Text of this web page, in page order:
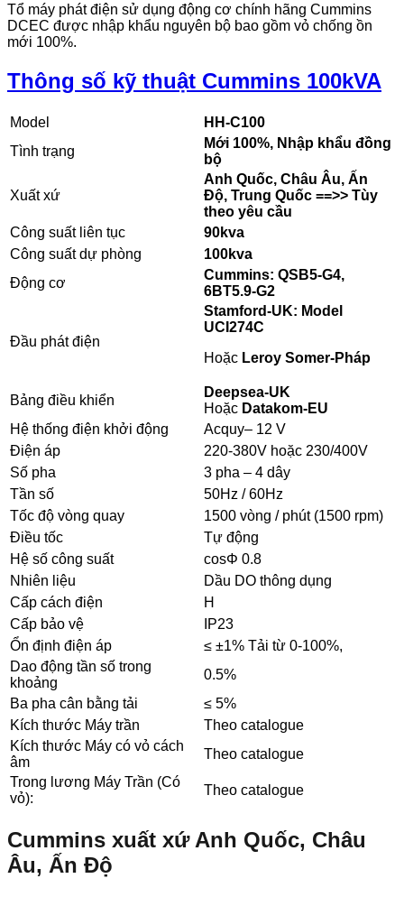
Tổ máy phát điện sử dụng động cơ chính hãng Cummins
DCEC được nhập khẩu nguyên bộ bao gồm vỏ chống ồn
mới 100%.
Thông số kỹ thuật Cummins 100kVA
Model
HH-C100
Tình trạng
Mới 100%, Nhập khẩu đồng
bộ
Xuất xứ
Anh Quốc, Châu Âu, Ấn
Độ, Trung Quốc ==>> Tùy
theo yêu cầu
Công suất liên tục
90kva
Công suất dự phòng
100kva
Động cơ
Cummins: QSB5-G4,
6BT5.9-G2
Đầu phát điện
Stamford-UK: Model
UCI274C
Hoặc Leroy Somer-Pháp
Bảng điều khiển
Deepsea-UK
Hoặc Datakom-EU
Hệ thống điện khởi động
Acquy– 12 V
Điện áp
220-380V hoặc 230/400V
Số pha
3 pha – 4 dây
Tần số
50Hz / 60Hz
Tốc độ vòng quay
1500 vòng / phút (1500 rpm)
Điều tốc
Tự động
Hệ số công suất
cosΦ 0.8
Nhiên liệu
Dầu DO thông dụng
Cấp cách điện
H
Cấp bảo vệ
IP23
Ổn định điện áp
≤ ±1% Tải từ 0-100%,
Dao động tần số trong
khoảng
0.5%
Ba pha cân bằng tải
≤ 5%
Kích thước Máy trần
Theo catalogue
Kích thước Máy có vỏ cách
âm
Theo catalogue
Trong lương Máy Trần (Có
vỏ):
Theo catalogue
Cummins xuất xứ Anh Quốc, Châu
Âu, Ấn Độ